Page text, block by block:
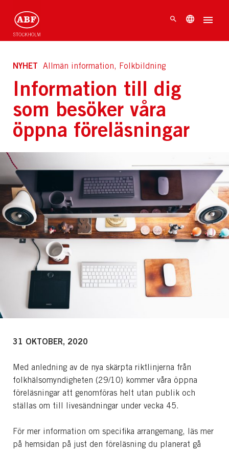
NYHET Allmän information, Folkbildning
Information till dig
som besöker våra
öppna föreläsningar
31 OKTOBER, 2020
Med anledning av de nya skärpta riktlinjerna från
folkhälsomyndigheten (29/10) kommer våra öppna
föreläsningar att genomföras helt utan publik och
ställas om till livesändningar under vecka 45.
För mer information om specifika arrangemang, läs mer
på hemsidan på just den föreläsning du planerat gå